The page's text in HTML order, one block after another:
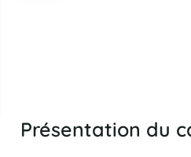
Présentation du